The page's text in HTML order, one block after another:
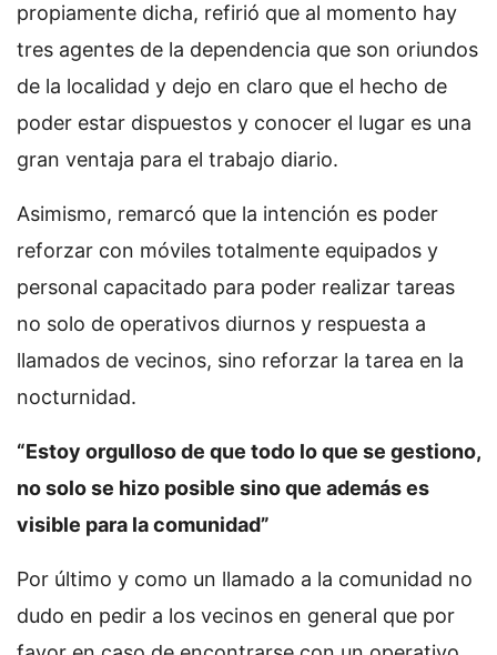
propiamente dicha, refirió que al momento hay
tres agentes de la dependencia que son oriundos
de la localidad y dejo en claro que el hecho de
poder estar dispuestos y conocer el lugar es una
gran ventaja para el trabajo diario.
Asimismo, remarcó que la intención es poder
reforzar con móviles totalmente equipados y
personal capacitado para poder realizar tareas
no solo de operativos diurnos y respuesta a
llamados de vecinos, sino reforzar la tarea en la
nocturnidad.
“Estoy orgulloso de que todo lo que se gestiono,
no solo se hizo posible sino que además es
visible para la comunidad”
Por último y como un llamado a la comunidad no
dudo en pedir a los vecinos en general que por